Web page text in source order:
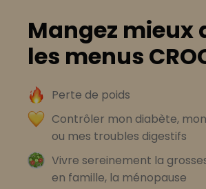
Mangez mieux
les menus
Perte de poids
Contrôler mon diabète,
ou mes troubles digestifs
Vivre sereinement la
en famille, la ménopause